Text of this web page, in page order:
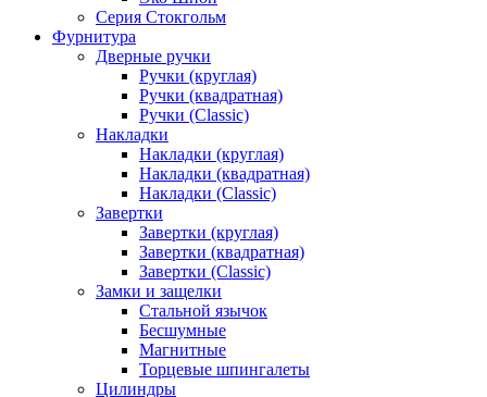
Серия Стокгольм
Фурнитура
Дверные ручки
Ручки (круглая)
Ручки (квадратная)
Ручки (Classic)
Накладки
Накладки (круглая)
Накладки (квадратная)
Накладки (Classic)
Завертки
Завертки (круглая)
Завертки (квадратная)
Завертки (Classic)
Замки и защелки
Стальной язычок
Бесшумные
Магнитные
Торцевые шпингалеты
Цилиндры